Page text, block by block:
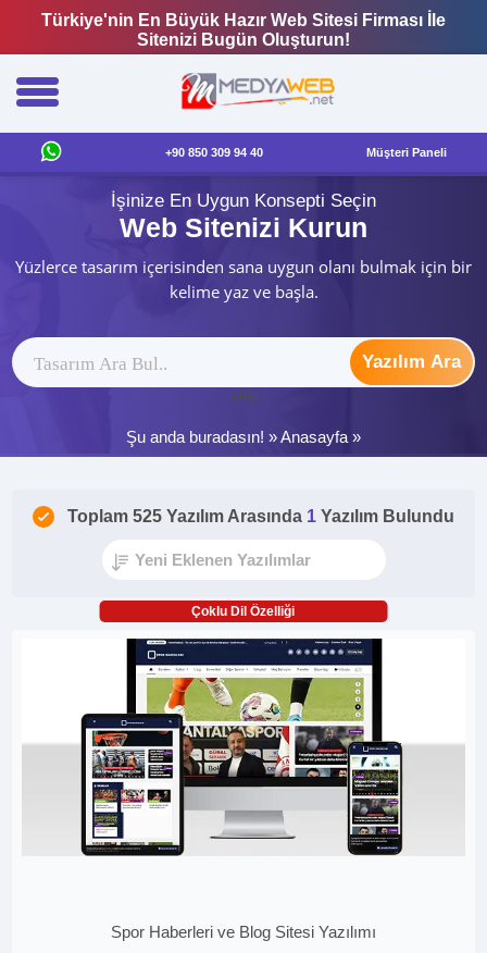
Türkiye'nin En Büyük Hazır Web Sitesi Firması İle
Sitenizi Bugün Oluşturun!
+90 850 309 94 40 Müşteri Paneli
İşinize En Uygun Konsepti Seçin
Web Sitenizi Kurun
Yüzlerce tasarım içerisinden sana uygun olanı bulmak için bir
kelime yaz ve başla.
Yazılım Ara
ytag
Şu anda buradasın! »Anasayfa »
Toplam 525 Yazılım Arasında 1 Yazılım Bulundu
Çoklu Dil Özelliği
Spor Haberleri ve Blog Sitesi Yazılımı